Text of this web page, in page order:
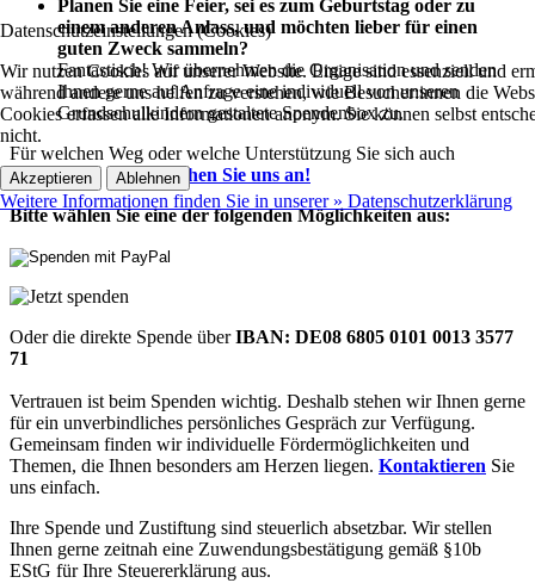
Planen Sie eine Feier, sei es zum Geburtstag oder zu
einem anderen Anlass, und möchten lieber für einen
guten Zweck sammeln?
Fantastisch! Wir übernehmen die Organisation und senden
Ihnen gerne auf Anfrage eine individuell von unseren
Grundschulkindern gestaltete Spendenbox zu.
Für welchen Weg oder welche Unterstützung Sie sich auch
entscheiden, bittesprechen Sie uns an!
Bitte wählen Sie eine der folgenden Möglichkeiten aus:
Oder die direkte Spende überIBAN: DE08 6805 0101 0013 3577
71
Vertrauen ist beim Spenden wichtig. Deshalb stehen wir Ihnen gerne
für ein unverbindliches persönliches Gespräch zur Verfügung.
Gemeinsam finden wir individuelle Fördermöglichkeiten und
Themen, die Ihnen besonders am Herzen liegen. Kontaktieren Sie
uns einfach.
Ihre Spende und Zustiftung sind steuerlich absetzbar. Wir stellen
Ihnen gerne zeitnah eine Zuwendungsbestätigung gemäß §10b
EStG für Ihre Steuererklärung aus.
Datenschutzeinstellungen (Cookies)
Wir nutzen Cookies auf unserer Website. Einige sind essenziell und
während andere uns helfen zu verstehen, wie Besucher:innen die
Cookies erfassen alle Informationen anonym. Sie können selbst
nicht.
Akzeptieren Ablehnen
Weitere Informationen finden Sie in unserer » Datenschutzerklärung